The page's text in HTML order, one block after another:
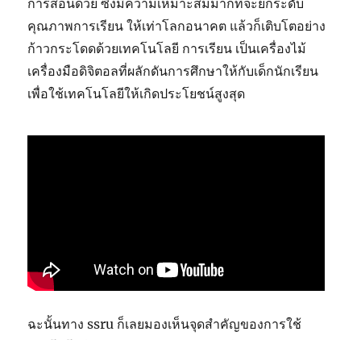
การสอนด้วย ซึ่งมีความเหมาะสมมากที่จะยกระดับ
คุณภาพการเรียน ให้เท่าโลกอนาคต แล้วก็เติบโตอย่าง
ก้าวกระโดดด้วยเทคโนโลยี การเรียน เป็นเครื่องไม้
เครื่องมือดิจิตอลที่ผลักดันการศึกษาให้กับเด็กนักเรียน
เพื่อใช้เทคโนโลยีให้เกิดประโยชน์สูงสุด
ฉะนั้นทาง ssru ก็เลยมองเห็นจุดสำคัญของการใช้